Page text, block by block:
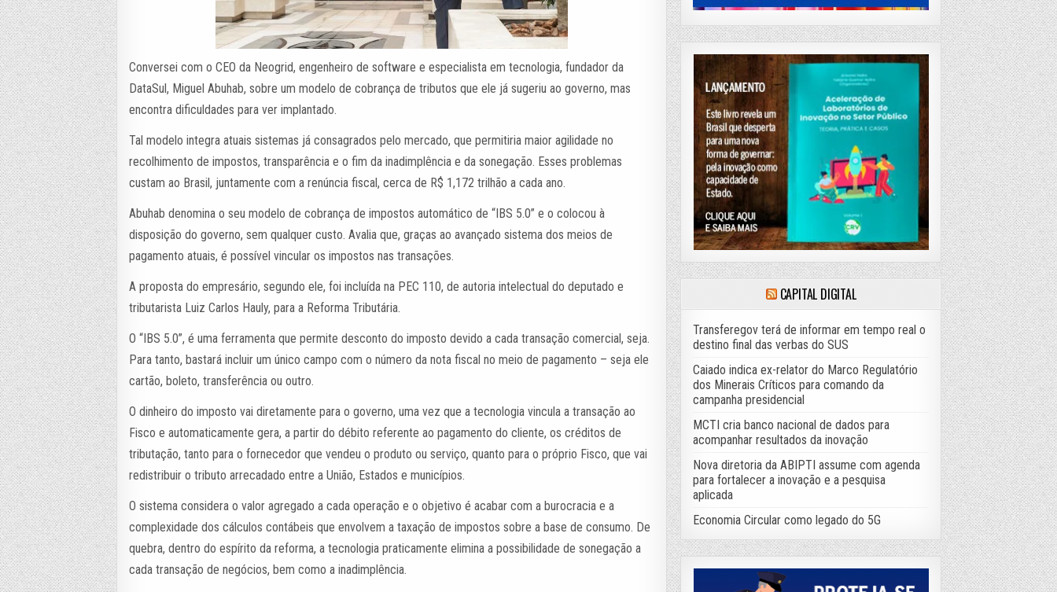
Conversei com o CEO da Neogrid, engenheiro de software e especialista em tecnologia, fundador da
DataSul, Miguel Abuhab, sobre um modelo de cobrança de tributos que ele já sugeriu ao governo, mas
encontra dificuldades para ver implantado.
Tal modelo integra atuais sistemas já consagrados pelo mercado, que permitiria maior agilidade no
recolhimento de impostos, transparência e o fim da inadimplência e da sonegação. Esses problemas
custam ao Brasil, juntamente com a renúncia fiscal, cerca de R$ 1,172 trilhão a cada ano.
Abuhab denomina o seu modelo de cobrança de impostos automático de “IBS 5.0” e o colocou à
disposição do governo, sem qualquer custo. Avalia que, graças ao avançado sistema dos meios de
pagamento atuais, é possível vincular os impostos nas transações.
A proposta do empresário, segundo ele, foi incluída na PEC 110, de autoria intelectual do deputado e
tributarista Luiz Carlos Hauly, para a Reforma Tributária.
O “IBS 5.0”, é uma ferramenta que permite desconto do imposto devido a cada transação comercial, seja.
Para tanto, bastará incluir um único campo com o número da nota fiscal no meio de pagamento – seja ele
cartão, boleto, transferência ou outro.
O dinheiro do imposto vai diretamente para o governo, uma vez que a tecnologia vincula a transação ao
Fisco e automaticamente gera, a partir do débito referente ao pagamento do cliente, os créditos de
tributação, tanto para o fornecedor que vendeu o produto ou serviço, quanto para o próprio Fisco, que vai
redistribuir o tributo arrecadado entre a União, Estados e municípios.
O sistema considera o valor agregado a cada operação e o objetivo é acabar com a burocracia e a
complexidade dos cálculos contábeis que envolvem a taxação de impostos sobre a base de consumo. De
quebra, dentro do espírito da reforma, a tecnologia praticamente elimina a possibilidade de sonegação a
cada transação de negócios, bem como a inadimplência.
CAPITAL DIGITAL
Transferegov terá de informar em tempo real o
destino final das verbas do SUS
Caiado indica ex-relator do Marco Regulatório
dos Minerais Críticos para comando da
campanha presidencial
MCTI cria banco nacional de dados para
acompanhar resultados da inovação
Nova diretoria da ABIPTI assume com agenda
para fortalecer a inovação e a pesquisa
aplicada
Economia Circular como legado do 5G